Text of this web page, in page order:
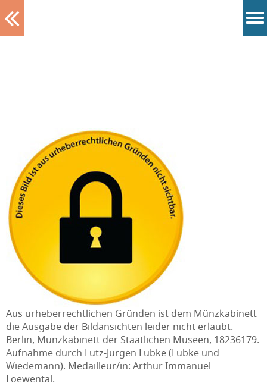
Aus urheberrechtlichen Gründen ist dem Münzkabinett
die Ausgabe der Bildansichten leider nicht erlaubt.
Berlin, Münzkabinett der Staatlichen Museen, 18236179.
Aufnahme durch Lutz-Jürgen Lübke (Lübke und
Wiedemann). Medailleur/in: Arthur Immanuel
Loewental.